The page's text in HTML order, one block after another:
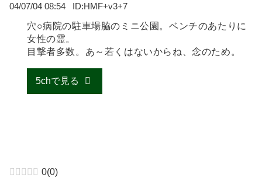
04/07/04 08:54
HMF+v3+7
穴○病院の駐車場脇のミニ公園。ベンチのあたりに
女性の霊。
目撃者多数。あ～若くはないからね、念のため。
5chで見る
0(0)